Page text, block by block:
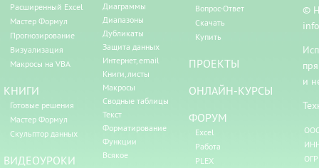
Расширенный Excel
Мастер Формул
Прогнозирование
Визуализация
Макросы на VBA
КНИГИ
Готовые решения
Мастер Формул
Скульптор данных
ВИДЕОУРОКИ
Диаграммы
Диапазоны
Дубликаты
Защита данных
Интернет, email
Книги, листы
Макросы
Сводные таблицы
Текст
Форматирование
Функции
Всякое
Вопрос-Ответ
Скачать
Купить
ПРОЕКТЫ
ОНЛАЙН-КУРСЫ
ФОРУМ
Excel
Работа
PLEX
©
и